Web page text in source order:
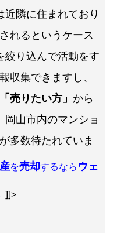
近隣に住まれており
れるというケース
絞り込んで活動をす
収集できますし、
売りたい方」 から
岡山市内のマンショ
多数待たれていま
を売却するならウェ
]]>